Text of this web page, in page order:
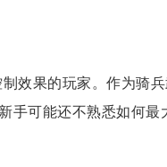
效果的玩家。作为骑
手可能还不熟悉如何最